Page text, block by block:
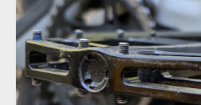
Pembree D3A Large - britská
gripem
Pembree D3A Large - britská
gripem